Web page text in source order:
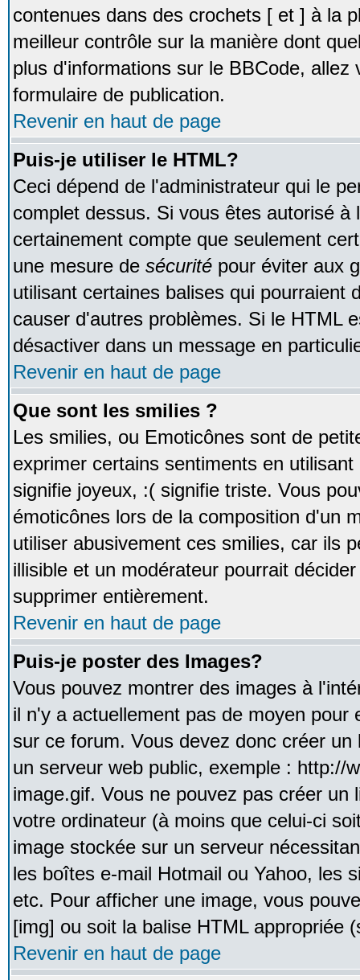
contenues dans des crochets [ et ] à la
meilleur contrôle sur la manière dont
plus d'informations sur le BBCode,
formulaire de publication.
Revenir en haut de page
Puis-je utiliser le HTML?
Ceci dépend de l'administrateur qui le
complet dessus. Si vous êtes autorisé à
certainement compte que seulement
une mesure de sécurité pour éviter aux
utilisant certaines balises qui pourraient
causer d'autres problèmes. Si le HTML
désactiver dans un message en
Revenir en haut de page
Que sont les smilies ?
Les smilies, ou Emoticônes sont de
exprimer certains sentiments en
signifie joyeux, :( signifie triste. Vous
émoticônes lors de la composition d'un
utiliser abusivement ces smilies, car ils
illisible et un modérateur pourrait
supprimer entièrement.
Revenir en haut de page
Puis-je poster des Images?
Vous pouvez montrer des images à
il n'y a actuellement pas de moyen pour
sur ce forum. Vous devez donc créer
un serveur web public, exemple : http://
image.gif. Vous ne pouvez pas créer un
votre ordinateur (à moins que celui-ci
image stockée sur un serveur
les boîtes e-mail Hotmail ou Yahoo, les
etc. Pour afficher une image, vous
[img] ou soit la balise HTML appropriée
Revenir en haut de page